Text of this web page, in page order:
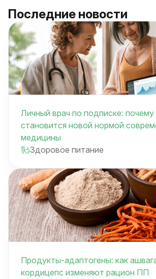
Последние новости
Личный врач по подписке:
становится новой нормой
медицины
Здоровое питание
Продукты-адаптогены: как
кордицепс изменяют рацион ПП